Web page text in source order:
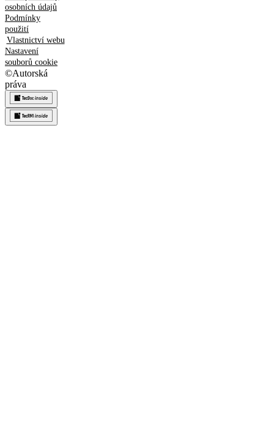
osobních údajů
Podmínky
použití
Vlastnictví webu
Nastavení
souborů cookie
©Autorská
práva